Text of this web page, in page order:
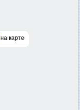
на карте